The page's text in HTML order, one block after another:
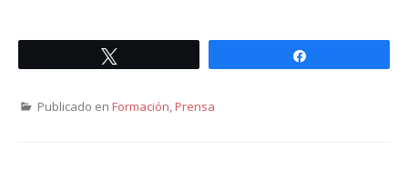
Publicado en Formación,Prensa